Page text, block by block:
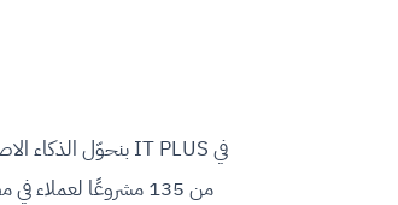
من 135 مشروعًا